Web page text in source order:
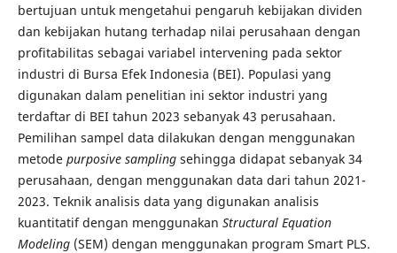
bertujuan untuk mengetahui pengaruh kebijakan dividen
dan kebijakan hutang terhadap nilai perusahaan dengan
profitabilitas sebagai variabel intervening pada sektor
industri di Bursa Efek Indonesia (BEI). Populasi yang
digunakan dalam penelitian ini sektor industri yang
terdaftar di BEI tahun 2023 sebanyak 43 perusahaan.
Pemilihan sampel data dilakukan dengan menggunakan
metode purposive samplingsehingga didapat sebanyak 34
perusahaan, dengan menggunakan data dari tahun 2021-
2023. Teknik analisis data yang digunakan analisis
kuantitatif dengan menggunakan Structural Equation
Modeling(SEM) dengan menggunakan program Smart PLS.